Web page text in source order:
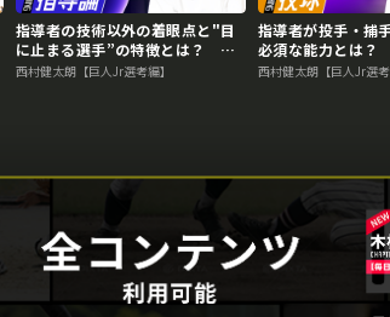
指導者の技術以外の着眼点と"目
に止まる選手”の特徴とは？
NPBジュニア合格のために必要な
西村健太朗【巨人Jr選考編】
再生中
指導者が投手・捕
必須な能力とは？
合格のために必要な
西村健太朗【巨人Jr選考